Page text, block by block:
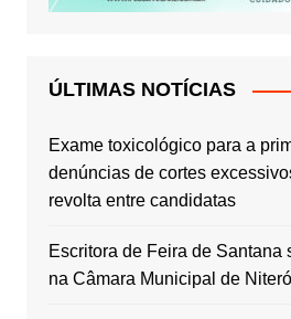
ÚLTIMAS NOTÍCIAS
Exame toxicológico para a
denúncias de cortes
revolta entre candidatas
Escritora de Feira de Santana
na Câmara Municipal de